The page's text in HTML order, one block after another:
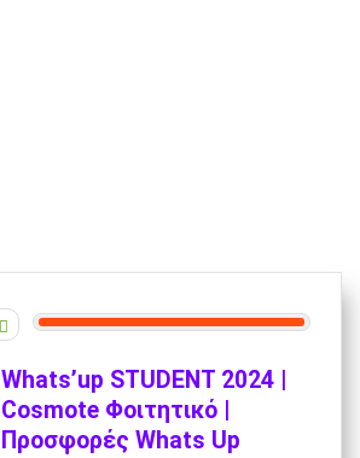
Whats’up STUDENT 2024 |
Cosmote Φοιτητικό |
Προσφορές Whats Up